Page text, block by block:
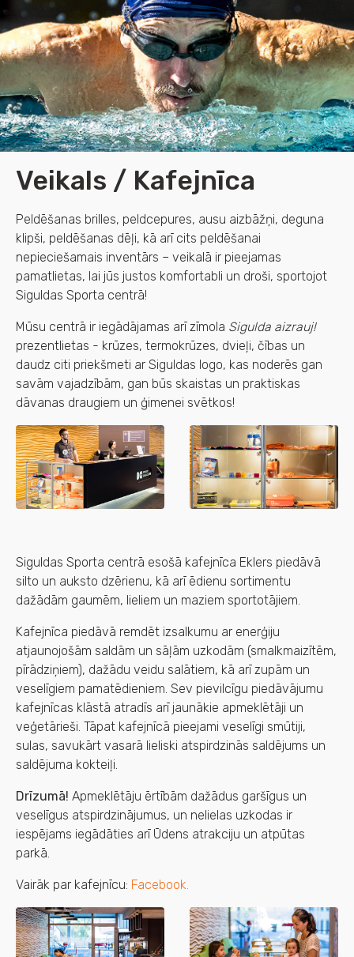
Veikals / Kafejnīca
Peldēšanas brilles, peldcepures, ausu aizbāžņi, deguna
klipši, peldēšanas dēļi, kā arī cits peldēšanai
nepieciešamais inventārs – veikalā ir pieejamas
pamatlietas, lai jūs justos komfortabli un droši, sportojot
Siguldas Sporta centrā!
Mūsu centrā ir iegādājamas arī zīmola Sigulda aizrauj!
prezentlietas - krūzes, termokrūzes, dvieļi, čības un
daudz citi priekšmeti ar Siguldas logo, kas noderēs gan
savām vajadzībām, gan būs skaistas un praktiskas
dāvanas draugiem un ģimenei svētkos!
Siguldas Sporta centrā esošā kafejnīca Eklers piedāvā
silto un auksto dzērienu, kā arī ēdienu sortimentu
dažādām gaumēm, lieliem un maziem sportotājiem.
Kafejnīca piedāvā remdēt izsalkumu ar enerģiju
atjaunojošām saldām un sāļām uzkodām (smalkmaizītēm,
pīrādziņiem), dažādu veidu salātiem, kā arī zupām un
veselīgiem pamatēdieniem. Sev pievilcīgu piedāvājumu
kafejnīcas klāstā atradīs arī jaunākie apmeklētāji un
veģetārieši. Tāpat kafejnīcā pieejami veselīgi smūtiji,
sulas, savukārt vasarā lieliski atspirdzinās saldējums un
saldējuma kokteiļi.
Drīzumā! Apmeklētāju ērtībām dažādus garšīgus un
veselīgus atspirdzinājumus, un nelielas uzkodas ir
iespējams iegādāties arī Ūdens atrakciju un atpūtas
parkā.
Vairāk par kafejnīcu: Facebook.